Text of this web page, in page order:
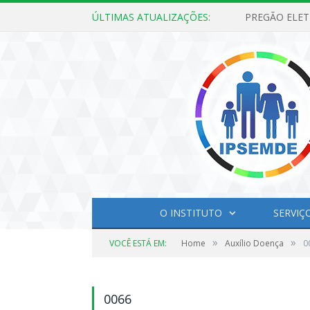
ÚLTIMAS ATUALIZAÇÕES:
O INSTITUTO
VOCÊ ESTÁ EM: Home » Auxílio Doença »
0066